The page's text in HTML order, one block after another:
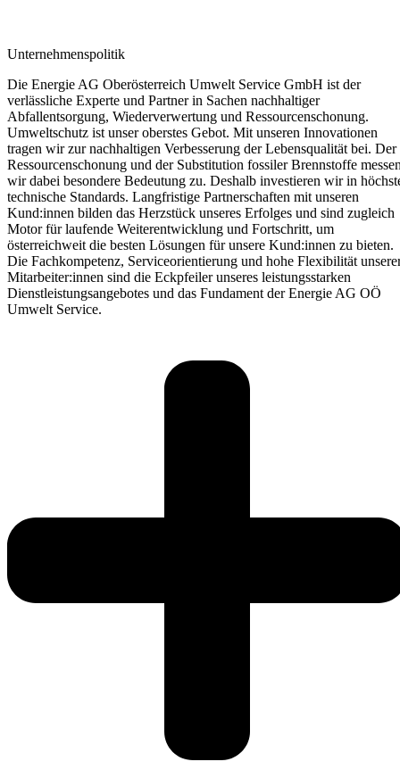
Unternehmenspolitik
Die Energie AG Oberösterreich Umwelt Service GmbH ist der
verlässliche Experte und Partner in Sachen nachhaltiger
Abfallentsorgung, Wiederverwertung und Ressourcenschonung.
Umweltschutz ist unser oberstes Gebot. Mit unseren Innovationen
tragen wir zur nachhaltigen Verbesserung der Lebensqualität bei. Der
Ressourcenschonung und der Substitution fossiler Brennstoffe
wir dabei besondere Bedeutung zu. Deshalb investieren wir in
technische Standards. Langfristige Partnerschaften mit unseren
Kund:innen bilden das Herzstück unseres Erfolges und sind zugleich
Motor für laufende Weiterentwicklung und Fortschritt, um
österreichweit die besten Lösungen für unsere Kund:innen zu bieten.
Die Fachkompetenz, Serviceorientierung und hohe Flexibilität
Mitarbeiter:innen sind die Eckpfeiler unseres leistungsstarken
Dienstleistungsangebotes und das Fundament der Energie AG OÖ
Umwelt Service.